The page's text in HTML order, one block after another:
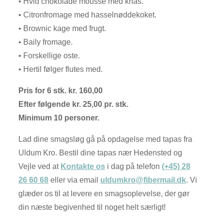
• Citronfromage med hasselnøddekoket.
• Brownic kage med frugt.
• Baily fromage.
• Forskellige oste.
• Hertil følger flutes med.
Pris for 6 stk. kr. 160,00
Efter følgende kr. 25,00 pr. stk.
Minimum 10 personer.
Lad dine smagsløg gå på opdagelse med tapas fra
Uldum Kro. Bestil dine tapas nær Hedensted og
Vejle ved at Kontakte os i dag på telefon (+45) 28
26 60 68 eller via email uldumkro@fibermail.dk. Vi
glæder os til at levere en smagsoplevelse, der gør
din næste begivenhed til noget helt særligt!